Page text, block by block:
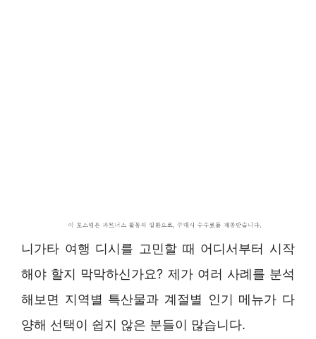
니가타 여행 디시를 고민할 때 어디서부터 시작
해야 할지 막막하신가요? 제가 여러 사례를 분석
해보면 지역별 특산물과 계절별 인기 메뉴가 다
양해 선택이 쉽지 않은 분들이 많습니다.